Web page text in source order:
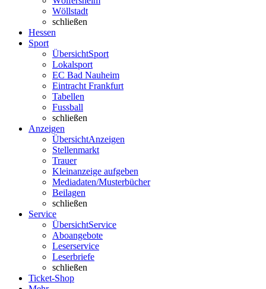
Wöllstadt
schließen
Hessen
Sport
ÜbersichtSport
Lokalsport
EC Bad Nauheim
Eintracht Frankfurt
Tabellen
Fussball
schließen
Anzeigen
ÜbersichtAnzeigen
Stellenmarkt
Trauer
Kleinanzeige aufgeben
Mediadaten/Musterbücher
Beilagen
schließen
Service
ÜbersichtService
Aboangebote
Leserservice
Leserbriefe
schließen
Ticket-Shop